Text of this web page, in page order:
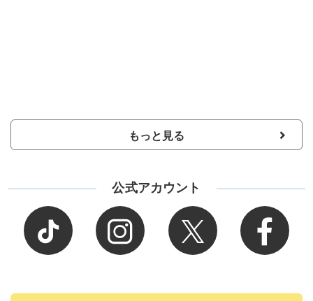
もっと見る
公式アカウント